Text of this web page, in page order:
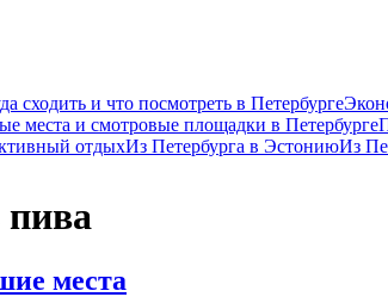
сходить и что посмотреть в Петербурге
места и смотровые площадки в Петербурге
отдыхИз Петербурга в ЭстониюИз
места